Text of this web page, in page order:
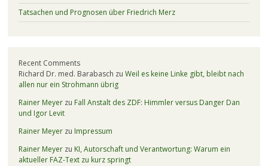
Tatsachen und Prognosen über Friedrich Merz
Recent Comments
Richard Dr. med. Barabasch zu Weil es keine Linke gibt, bleibt nach
allen nur ein Strohmann übrig
Rainer Meyerzu Fall Anstalt des ZDF: Himmler versus Danger Dan
und Igor Levit
Rainer Meyerzu Impressum
Rainer Meyerzu KI, Autorschaft und Verantwortung: Warum ein
aktueller FAZ-Text zu kurz springt